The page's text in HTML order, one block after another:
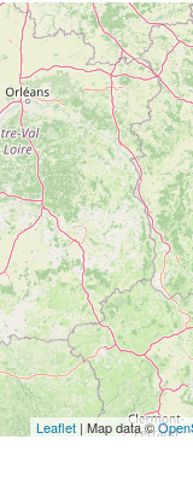
Leaflet | Map data ©